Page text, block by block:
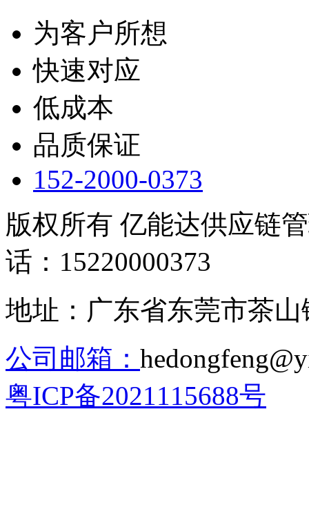
为客户所想
快速对应
低成本
品质保证
152-2000-0373
版权所有 亿能达供应链
话：15220000373
地址：广东省东莞市茶
公司邮箱：
粤ICP备2021115688号